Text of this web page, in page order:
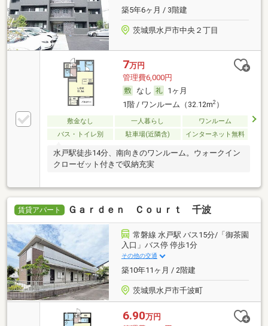
築5年6ヶ月 / 3階建
茨城県水戸市中央２丁目
7万円
管理費6,000円
なし
1ヶ月
1階 / ワンルーム（32.12m2）
敷金なし 一人暮らし
ワンルーム
バス・トイレ別
駐車場(近隣含) インターネット無料
水戸駅徒歩14分、南向きのワンルーム。ウォークイン
クローゼット付きで収納充実
賃貸アパート Ｇａｒｄｅｎ Ｃｏｕｒｔ 千波
常磐線 水戸駅 バス15分/「御茶園
入口」バス停 停歩1分
その他の交通
築10年11ヶ月 / 2階建
茨城県水戸市千波町
6.90万円